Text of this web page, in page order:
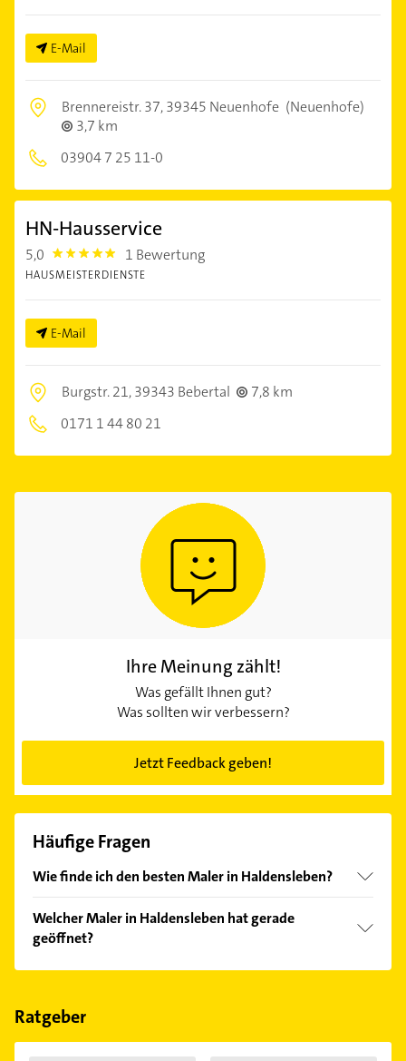
E-Mail
Brennereistr. 37,39345 Neuenhofe (Neuenhofe)
3,7 km
03904 7 25 11-0
HN-Hausservice
5,0 5.0 1 Bewertung
HAUSMEISTERDIENSTE
E-Mail
Burgstr. 21,39343 Bebertal
7,8 km
0171 1 44 80 21
Ihre Meinung zählt!
Was gefällt Ihnen gut?
Was sollten wir verbessern?
Jetzt Feedback geben!
Häufige Fragen
Wie finde ich den besten Maler in Haldensleben?
Kundenmeinungen und profitieren Sie von den
Empfehlungen. Die Suchergebnisse können Sie sich
einfach nachBewertungensortiert anzeigen lassen.
Welcher Maler in Haldensleben hat gerade
geöffnet?
Im Anbieter-Bereich finden Sie alleÖffnungszeiten.
Feiertagen abweichen können.
Ratgeber